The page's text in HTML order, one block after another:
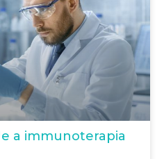
a immunoterapia